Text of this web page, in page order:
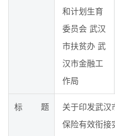
和计划生育
委员会 武汉
市扶贫办 武
汉市金融工
作局
标 题
关于印发武汉
保险有效衔接